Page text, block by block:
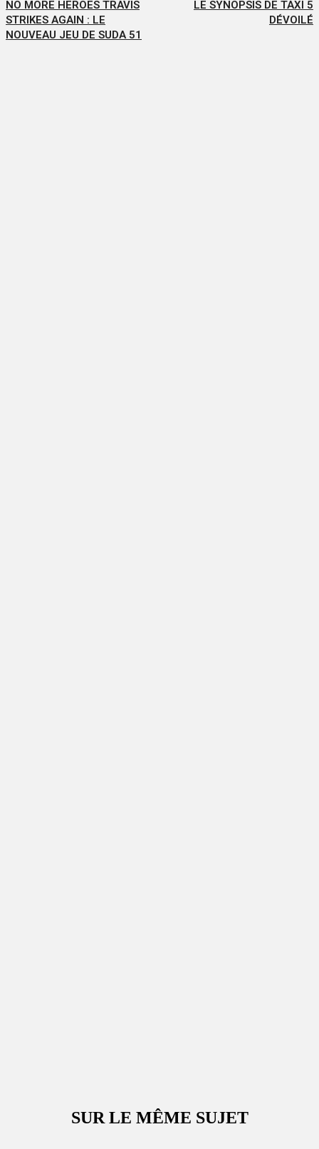
NO MORE HEROES TRAVIS
STRIKES AGAIN : LE
NOUVEAU JEU DE SUDA 51
LE SYNOPSIS DE TAXI 5
DÉVOILÉ
SUR LE MÊME SUJET